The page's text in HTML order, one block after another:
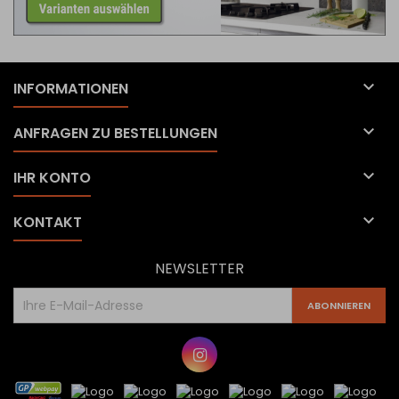
INFORMATIONEN 
ANFRAGEN ZU BESTELLUNGEN 
IHR KONTO 
KONTAKT 
NEWSLETTER